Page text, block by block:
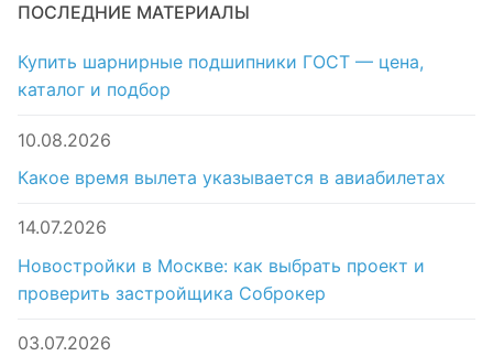
ПОСЛЕДНИЕ МАТЕРИАЛЫ
Купить шарнирные подшипники ГОСТ — цена,
каталог и подбор
10.08.2026
Какое время вылета указывается в авиабилетах
14.07.2026
Новостройки в Москве: как выбрать проект и
проверить застройщика Соброкер
03.07.2026